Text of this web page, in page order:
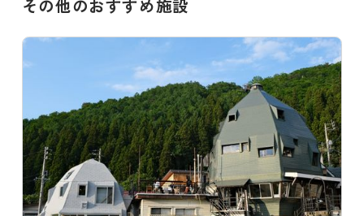
その他のおすすめ施設